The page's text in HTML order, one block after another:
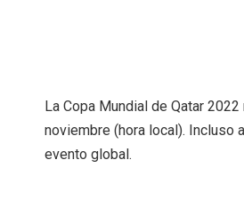
La Copa Mundial de Qatar
noviembre (hora local). Incluso
evento global.